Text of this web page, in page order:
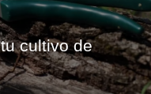
cultivo de